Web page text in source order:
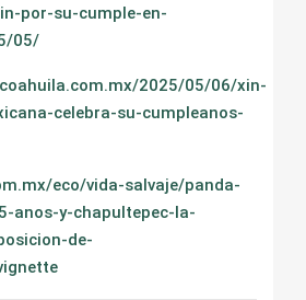
por-su-cumple-en-
05/
2025/05/06/xin-
celebra-su-cumpleanos-
eco/vida-salvaje/panda-
anos-y-chapultepec-la-
de-